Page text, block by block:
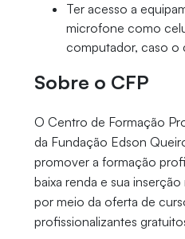
Ter acesso a
microfone como
computador, caso o
Sobre o CFP
O Centro de Formação
da Fundação Edson
promover a formação
baixa renda e sua
por meio da oferta de
profissionalizantes